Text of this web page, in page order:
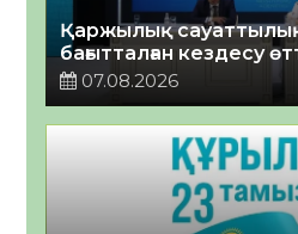
Қаржылық
бағытталған кездесу
07.08.2026